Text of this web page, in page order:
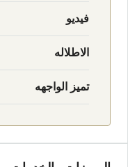
فيديو
الاطلاله
تميز الواجهه